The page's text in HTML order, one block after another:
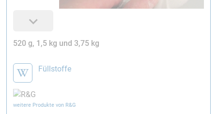
520 g, 1,5 kg und 3,75 kg
Füllstoffe
weitere Produkte von R&G